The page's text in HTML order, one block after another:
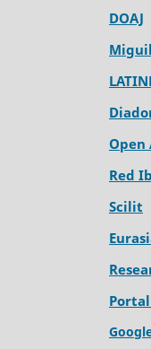
DOAJ
Open
Red
Scilit